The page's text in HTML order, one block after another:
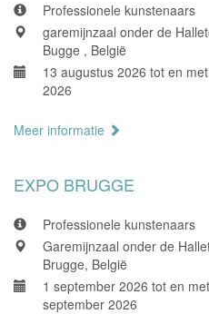
Professionele kunstenaars
garemijnzaal onder de
Bugge , België
13 augustus 2026 tot en
2026
Meer informatie
EXPO BRUGGE
Professionele kunstenaars
Garemijnzaal onder de
Brugge, België
1 september 2026 tot en
september 2026